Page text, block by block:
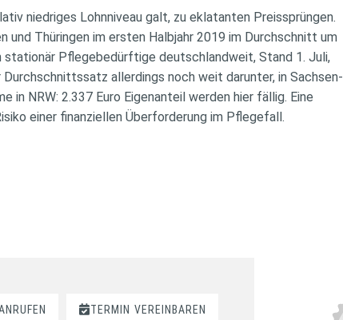
niedriges Lohnniveau galt, zu eklatanten Preissprüngen.
und Thüringen im ersten Halbjahr 2019 im Durchschnitt um
stationär Pflegebedürftige deutschlandweit, Stand 1. Juli,
allerdings noch weit darunter, in Sachsen-
in NRW: 2.337 Euro Eigenanteil werden hier fällig. Eine
einer finanziellen Überforderung im Pflegefall.
TERMIN VEREINBAREN